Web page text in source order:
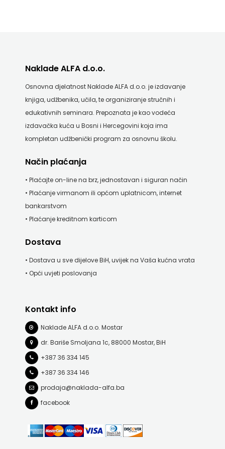
Naklade ALFA d.o.o.
Osnovna djelatnost Naklade ALFA d.o.o. je izdavanje
knjiga, udžbenika, učila, te organiziranje stručnih i
edukativnih seminara. Prepoznata je kao vodeća
izdavačka kuća u Bosni i Hercegovini koja ima
kompletan udžbenički program za osnovnu školu.
Način plaćanja
• Plaćajte on-line na brz, jednostavan i siguran način
• Plaćanje virmanom ili općom uplatnicom, internet
bankarstvom
• Plaćanje kreditnom karticom
Dostava
• Dostava u sve dijelove BiH, uvijek na Vaša kućna vrata
• Opći uvjeti poslovanja
Kontakt info
Naklade ALFA d.o.o. Mostar
dr. Bariše Smoljana 1c, 88000 Mostar, BiH
+387 36 334 145
+387 36 334 146
prodaja@naklada-alfa.ba
facebook